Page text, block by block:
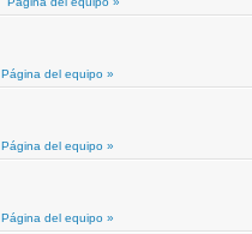
Página del equipo »
Página del equipo »
Página del equipo »